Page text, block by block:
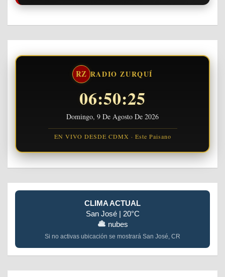
RZ RADIO ZURQUÍ
06:50:25
Domingo, 9 De Agosto De 2026
EN VIVO DESDE CDMX · Este Paisano
CLIMA ACTUAL
San José | 20°C
nubes
Si no activas ubicación se mostrará San José, CR